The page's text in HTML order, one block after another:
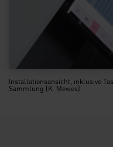
Installationsansicht, inklusive
Sammlung (K. Mewes)